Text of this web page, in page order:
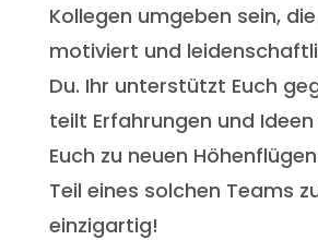
Kollegen umgeben sein,
motiviert und
Du. Ihr unterstützt Euch
teilt Erfahrungen und
Euch zu neuen
Teil eines solchen Teams
einzigartig!